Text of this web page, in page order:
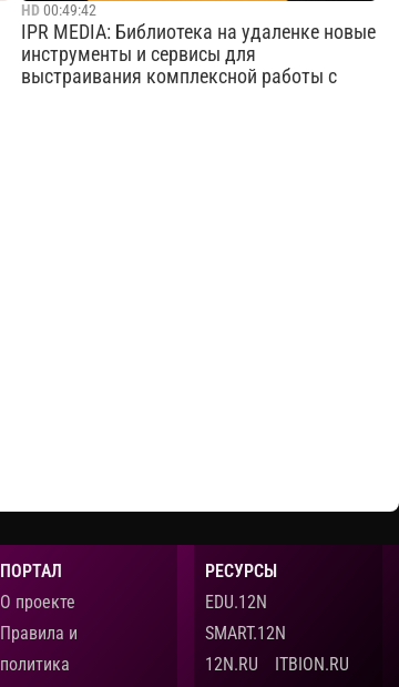
HD 00:49:42
IPR MEDIA: Библиотека на удаленке новые
инструменты и сервисы для
выстраивания комплексной работы с
ПОРТАЛ
О проекте
Правила и
политика
РЕСУРСЫ
EDU.12N
SMART.12N
12N.RU
ITBION.RU